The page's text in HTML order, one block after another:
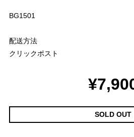
BG1501
配送方法
クリックポスト
SOLD OUT